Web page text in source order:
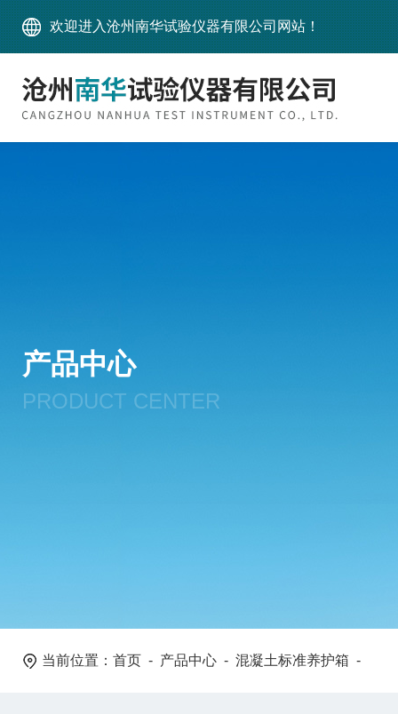
欢迎进入沧州南华试验仪器有限公司网站！
产品中心
PRODUCT CENTER
当前位置： 首页 - 产品中心 - 混凝土标准养护箱 -